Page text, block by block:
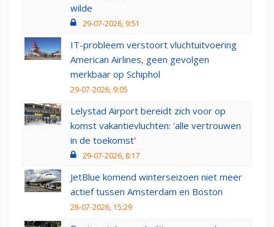
wilde
29-07-2026, 9:51
IT-probleem verstoort vluchtuitvoering
American Airlines, geen gevolgen
merkbaar op Schiphol
29-07-2026, 9:05
Lelystad Airport bereidt zich voor op
komst vakantievluchten: 'alle vertrouwen
in de toekomst'
29-07-2026, 8:17
JetBlue komend winterseizoen niet meer
actief tussen Amsterdam en Boston
28-07-2026, 15:29